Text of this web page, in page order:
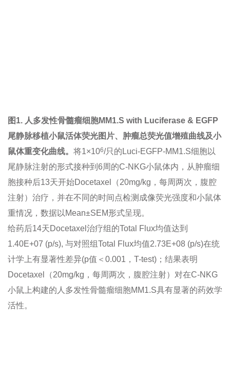
图1. 人多发性骨髓瘤细胞MM1.S with Luciferase & EGFP
尾静脉移植小鼠活体荧光图片、肿瘤总荧光值增殖曲线及小
鼠体重变化曲线。 将1×106/只的Luci-EGFP-MM1.S细胞以
尾静脉注射的形式接种到6周的C-NKG小鼠体内，从肿瘤细
胞接种后13天开始Docetaxel（20mg/kg，每周两次，腹腔
注射）治疗，并在不同的时间点检测成像荧光强度和小鼠体
重情况，数据以Mean±SEM形式呈现。
给药后14天Docetaxel治疗组的Total Flux均值达到
1.40E+07 (p/s), 与对照组Total Flux均值2.73E+08 (p/s)在统
计学上有显著性差异(p值＜0.001，T-test)；结果表明
Docetaxel（20mg/kg，每周两次，腹腔注射）对在C-NKG
小鼠上构建的人多发性骨髓瘤细胞MM1.S具有显著的药效学
活性。